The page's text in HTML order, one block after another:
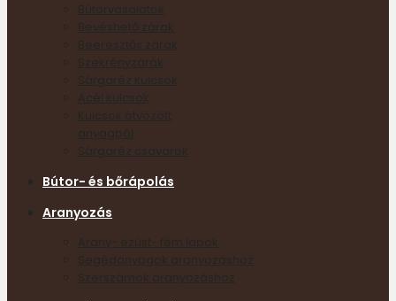
Bútorvasalatok
Bevéshető zárak
Beeresztős zárak
Szekrényzárak
Sárgaréz kulcsok
Acél kulcsok
Kulcsok ötvözött
Sárgaréz csavarok
Bútor- és bőrápolás
Aranyozás
Arany- ezüst- fém lapok
Segédanyagok aranyozáshoz
Szerszámok aranyozáshoz